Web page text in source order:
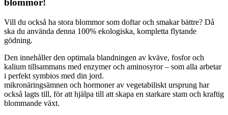
blommor!
Vill du också ha stora blommor som doftar och smakar bättre? Då
ska du använda denna 100% ekologiska, kompletta flytande
gödning.
Den innehåller den optimala blandningen av kväve, fosfor och
kalium tillsammans med enzymer och aminosyror – som alla arbetar
i perfekt symbios med din jord.
mikronäringsämnen och hormoner av vegetabiliskt ursprung har
också lagts till, för att hjälpa till att skapa en starkare stam och kraftig
blommande växt.